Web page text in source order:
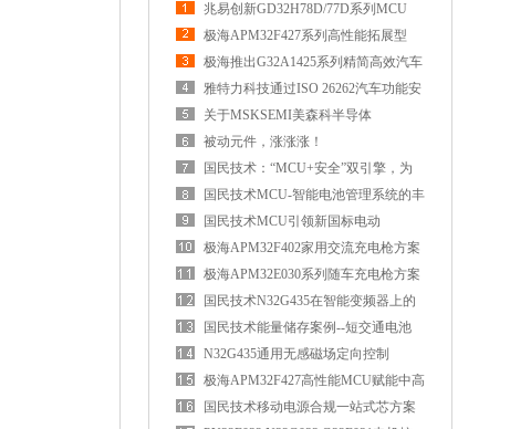
兆易创新GD32H78D/77D系列MCU
极海APM32F427系列高性能拓展型
MCU
极海推出G32A1425系列精简高效汽车
通用MCU
雅特力科技通过ISO 26262汽车功能安
全ASIL D认证
关于MSKSEMI美森科半导体
被动元件，涨涨涨！
国民技术：“MCU+安全”双引擎，为
具身智能注
国民技术MCU-智能电池管理系统的丰
富选择
国民技术MCU引领新国标电动
车“芯”时代
极海APM32F402家用交流充电枪方案
极海APM32E030系列随车充电枪方案
国民技术N32G435在智能变频器上的
应用优势
国民技术能量储存案例--短交通电池
BMS控制板
N32G435通用无感磁场定向控制
（FOC）电机驱动方案
极海APM32F427高性能MCU赋能中高
端PLC
国民技术移动电源合规一站式芯方案